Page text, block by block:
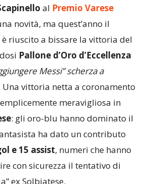
al Premio Varese
novità, ma quest’anno il
è riuscito a bissare la vittoria del
Pallone d’Oro d’Eccellenza
Messi” scherza a
Una vittoria netta a coronamento
meravigliosa in
: gli oro-blu hanno dominato il
ha dato un contributo
e 15 assist, numeri che hanno
con sicurezza il tentativo di
ex Solbiatese.